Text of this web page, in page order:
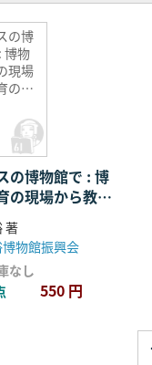
の博
博物
現場
の現
の博物館で : 博
の現場から教育
著
物館振興会
なし
550 円